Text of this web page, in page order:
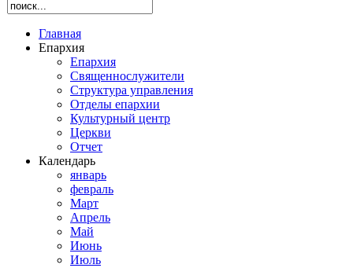
Главная
Епархия
Епархия
Священнослужители
Структура управления
Отделы епархии
Культурный центр
Церкви
Отчет
Календарь
январь
февраль
Март
Апрель
Май
Июнь
Июль